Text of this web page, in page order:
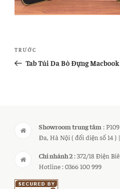
Điều
hướng
Bài
cũ
TRƯỚC
Tab Túi Da Bò Đựng
Showroom trung tâm :
Đa, Hà Nội ( đối diện số 14 )
Chi nhánh 2 : 372/18 Điện
Hotline : 0366 100 999